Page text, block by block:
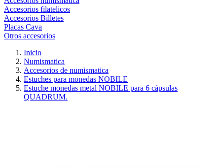
Accesorios filatelicos
Accesorios Billetes
Placas Cava
Otros accesorios
Inicio
Numismatica
Accesorios de numismatica
Estuches para monedas NOBILE
Estuche monedas metal NOBILE para 6 cápsulas
QUADRUM.